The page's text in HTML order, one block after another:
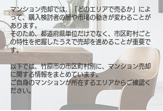
マンション売却では、「どのエリアで売るか」によ
って、購入検討者の層や市場の動きが変わることが
あります。
そのため、都道府県単位だけでなく、市区町村ごと
の特性を把握したうえで売却を進めることが重要で
す。
以下では、竹原市の市区町村別に、マンション売却
に関する情報をまとめています。
ご自身のマンションが所在するエリアからご確認く
ださい。